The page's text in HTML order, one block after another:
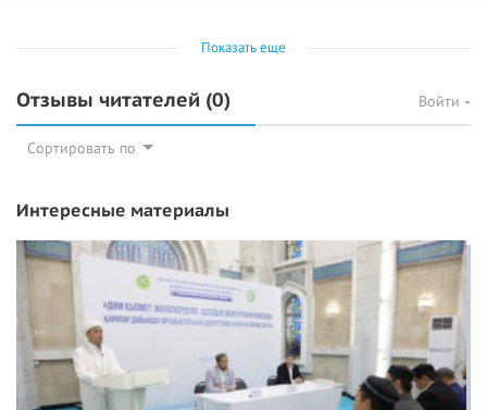
Показать еще
Отзывы читателей (0) Войти
Сортировать по
Интересные материалы